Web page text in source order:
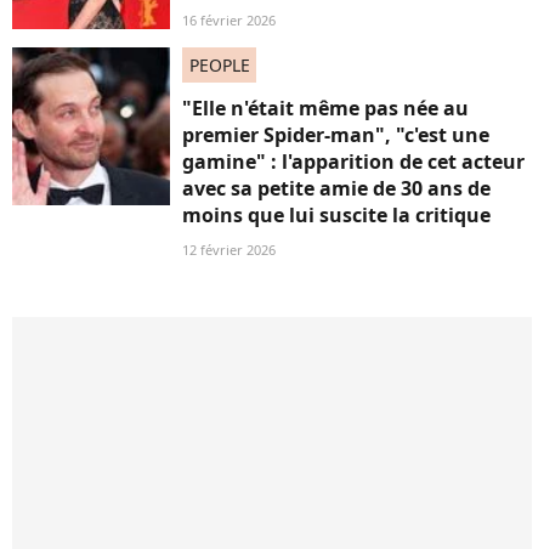
16 février 2026
PEOPLE
"Elle n'était même pas née au
premier Spider-man", "c'est une
gamine" : l'apparition de cet acteur
avec sa petite amie de 30 ans de
moins que lui suscite la critique
12 février 2026